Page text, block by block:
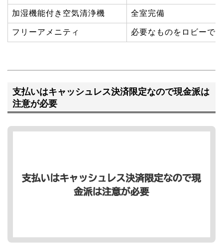
加湿機能付き空気清浄機 全室完備
フリーアメニティ 必要なものをロビーで
支払いはキャッシュレス決済限定なので現金派は
注意が必要